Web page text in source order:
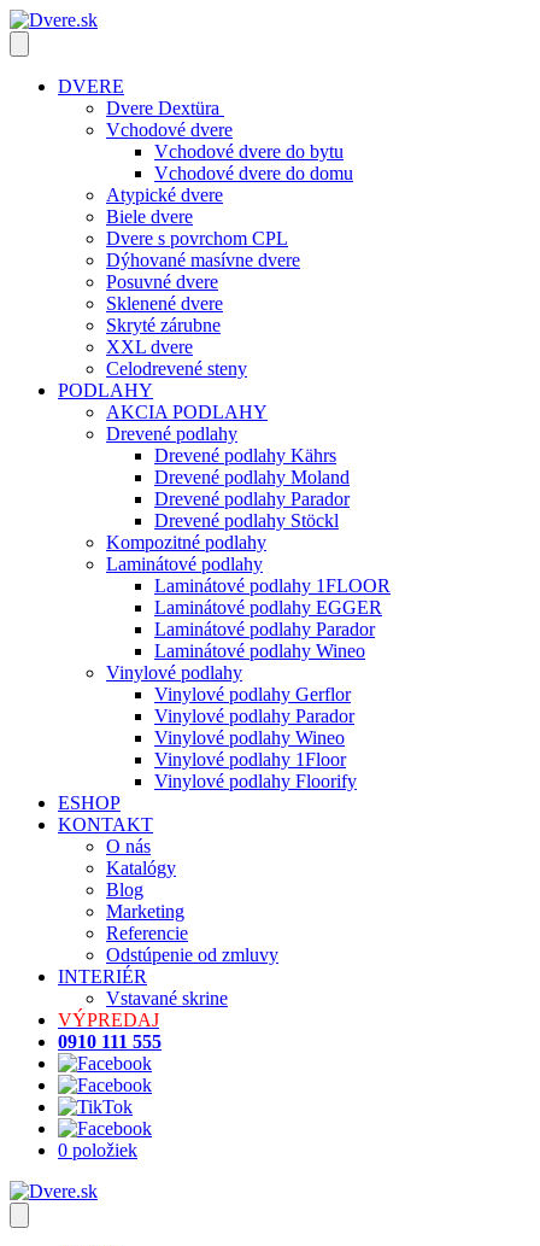
DVERE
Dvere Dextüra
Vchodové dvere
Vchodové dvere do bytu
Vchodové dvere do domu
Atypické dvere
Biele dvere
Dvere s povrchom CPL
Dýhované masívne dvere
Posuvné dvere
Sklenené dvere
Skryté zárubne
XXL dvere
Celodrevené steny
PODLAHY
AKCIA PODLAHY
Drevené podlahy
Drevené podlahy Kährs
Drevené podlahy Moland
Drevené podlahy Parador
Drevené podlahy Stöckl
Kompozitné podlahy
Laminátové podlahy
Laminátové podlahy 1FLOOR
Laminátové podlahy EGGER
Laminátové podlahy Parador
Laminátové podlahy Wineo
Vinylové podlahy
Vinylové podlahy Gerflor
Vinylové podlahy Parador
Vinylové podlahy Wineo
Vinylové podlahy 1Floor
Vinylové podlahy Floorify
ESHOP
KONTAKT
O nás
Katalógy
Blog
Marketing
Referencie
Odstúpenie od zmluvy
INTERIÉR
Vstavané skrine
VÝPREDAJ
0910 111 555
0 položiek